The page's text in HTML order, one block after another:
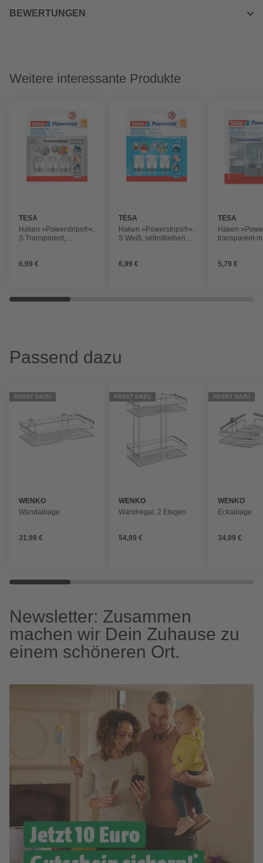
BEWERTUNGEN
Weitere interessante Produkte
TESA
Haken »Powerstrips®«,
S Transparent,
6,99 €
TESA
Haken »Powerstrips®«,
S Weiß, selbstklebend,
6,99 €
TESA
Haken
transparent-
5,79 €
Passend dazu
PASST DAZU
WENKO
Wandablage
31,99 €
PASST DAZU
WENKO
Wandregal, 2 Etagen
54,99 €
PASST DAZU
WENKO
Eckablage
34,99 €
Newsletter: Zusammen
machen wir Dein Zuhause zu
einem schöneren Ort.